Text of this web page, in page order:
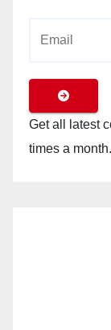
Get all latest
times a month.